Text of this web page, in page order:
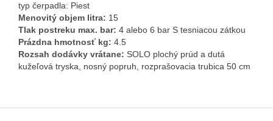
typ čerpadla: Piest
Menovitý objem litra: 15
Tlak postreku max. bar: 4 alebo 6 bar S tesniacou zátkou
Prázdna hmotnosť kg: 4.5
Rozsah dodávky vrátane: SOLO plochý prúd a dutá
kužeľová tryska, nosný popruh, rozprašovacia trubica 50 cm